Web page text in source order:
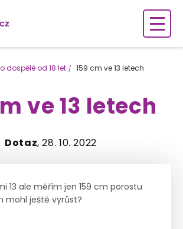
dospělé od 18 let 159 cm ve 13 letech
ve 13 letech
Dotaz, 28. 10. 2022
13 ale měřím jen 159 cm porostu
mohl ještě vyrůst?